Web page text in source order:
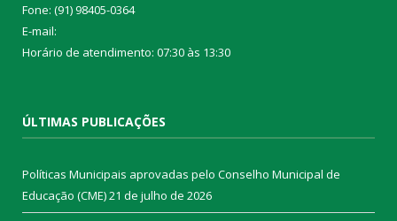
Fone: (91) 98405-0364
E-mail:
Horário de atendimento: 07:30 às 13:30
ÚLTIMAS PUBLICAÇÕES
Políticas Municipais aprovadas pelo Conselho Municipal de
Educação (CME)21 de julho de 2026